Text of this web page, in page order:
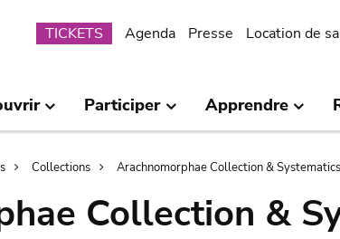
Submenu
TICKETS Agenda Presse Location de
Participer Apprendre
Collections Arachnomorphae Collection & Systematics
Collection &